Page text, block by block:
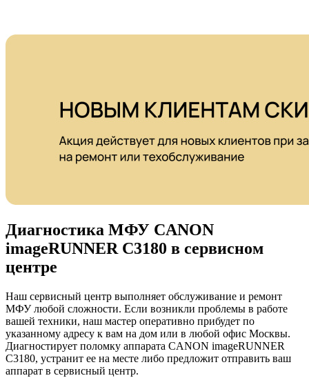
Диагностика МФУ CANON
imageRUNNER C3180 в сервисном
центре
Наш сервисный центр выполняет обслуживание и ремонт
МФУ любой сложности. Если возникли проблемы в работе
вашей техники, наш мастер оперативно прибудет по
указанному адресу к вам на дом или в любой офис Москвы.
Диагностирует поломку аппарата CANON imageRUNNER
C3180, устранит ее на месте либо предложит отправить ваш
аппарат в сервисный центр.